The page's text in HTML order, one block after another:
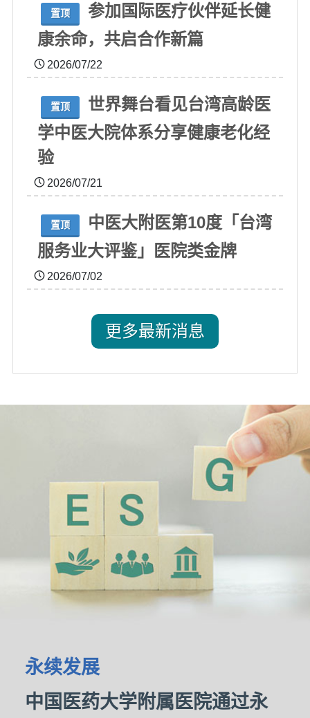
置顶
参加国际医疗伙伴延长健
康余命，共启合作新篇
2026/07/22
置顶
世界舞台看见台湾高龄医
学中医大院体系分享健康老化经
验
2026/07/21
置顶
中医大附医第10度「台湾
服务业大评鉴」医院类金牌
2026/07/02
更多最新消息
永续发展
中国医药大学附属医院通过永